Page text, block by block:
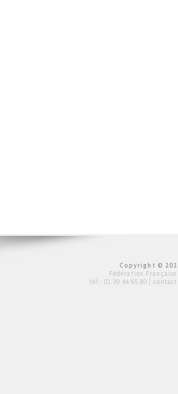
Copyright ©
Fédération Française
tél : 01 39 44 65 80 |